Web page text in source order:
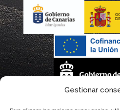
Gestionar